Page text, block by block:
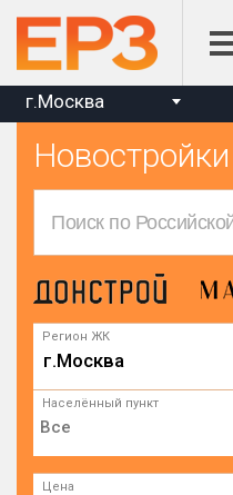
г.Москва
Регион ЖК
г.Москва
Населённый пункт
Цена